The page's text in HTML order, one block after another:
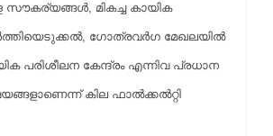
സൗകര്യങ്ങള്‍, മികച്ച കായിക
ഗോത്രവര്‍ഗ മേഖലയില്‍
പരിശീലന കേന്ദ്രം എന്നിവ പ്രധാന
കില ഫാല്‍ക്കല്‍റ്റി